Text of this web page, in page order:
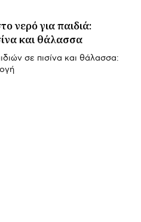
νερό για παιδιά:
και θάλασσα
σε πισίνα και θάλασσα: